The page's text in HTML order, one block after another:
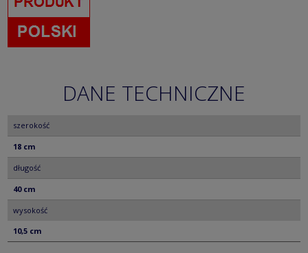
DANE TECHNICZNE
szerokość
18 cm
długość
40 cm
wysokość
10,5 cm